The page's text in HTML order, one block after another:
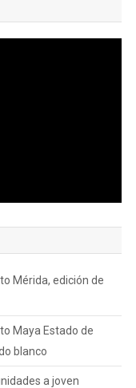
Mérida, edición de
Maya Estado de
blanco
a joven